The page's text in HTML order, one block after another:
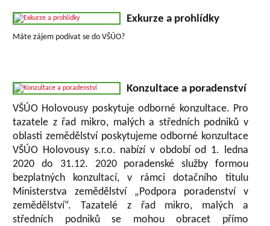
Exkurze a prohlídky
Máte zájem podívat se do VŠÚO?
Konzultace a poradenství
VŠÚO Holovousy poskytuje odborné konzultace. Pro
tazatele z řad mikro, malých a středních podniků v
oblasti zemědělství poskytujeme odborné konzultace
VŠÚO Holovousy s.r.o. nabízí v období od 1. ledna
2020 do 31.12. 2020 poradenské služby formou
bezplatných konzultací, v rámci dotačního titulu
Ministerstva zemědělství „Podpora poradenství v
zemědělství“. Tazatelé z řad mikro, malých a
středních podniků se mohou obracet přímo